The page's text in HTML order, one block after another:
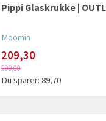
Pippi Glaskrukke |
Moomin
209,30
299,00
Du sparer: 89,70